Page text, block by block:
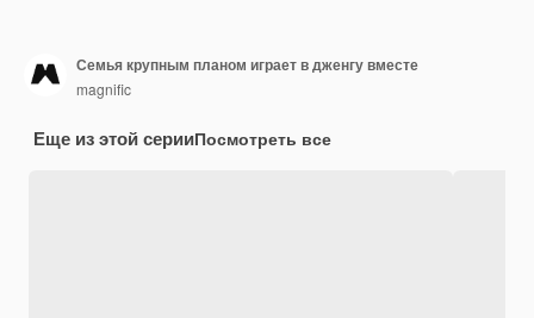
Семья крупным планом играет в дженгу вместе
magnific
Еще из этой серииПосмотреть все